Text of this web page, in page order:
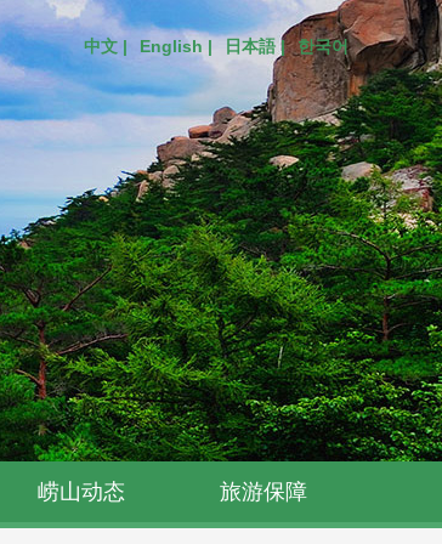
中文 | English | 日本語 | 한국어
崂山动态 旅游保障